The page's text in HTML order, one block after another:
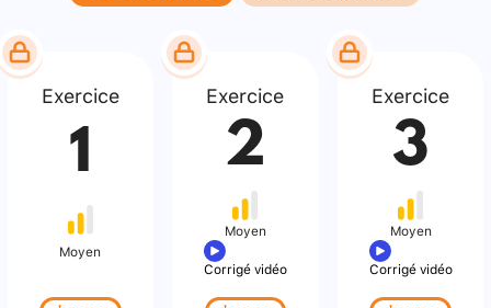
Exercice
1
Moyen
Exercice
2
Moyen
Corrigé vidéo
Exercice
3
Moyen
Corrigé vidéo